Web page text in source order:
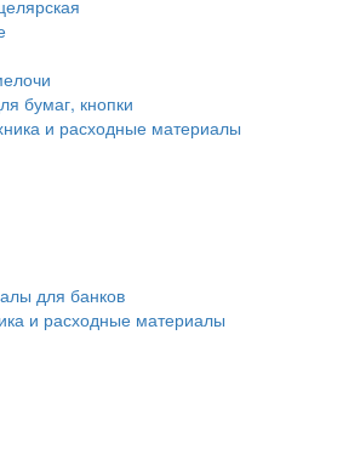
бумаг, кнопки
и расходные материалы
для банков
и расходные материалы